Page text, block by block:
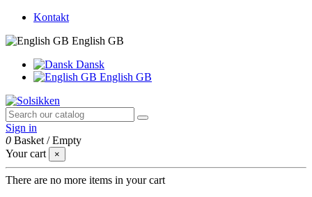
Kontakt
English GB
Dansk
English GB
Sign in
0 Basket /Empty
Your cart
×
There are no more items in your cart